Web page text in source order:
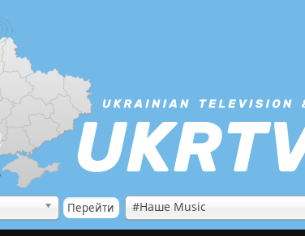
#Наше Music